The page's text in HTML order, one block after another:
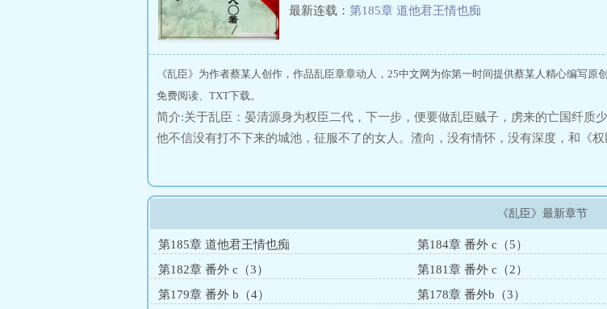
最新连载： 第185章 道他君王情也痴
《乱臣》为作者蔡某人创作，作品乱臣章章动人，25中文网为你第一时间提供蔡某人精心编写原
免费阅读、TXT下载。
简介:关于乱臣：晏清源身为权臣二代，下一步，便要做乱臣贼子，虏来的亡国纤质
他不信没有打不下来的城池，征服不了的女人。渣向，没有情怀，没有深度，和《
梦》（重生）
《乱臣》最新章节
第185章 道他君王情也痴 第184章 番外 c（5）
第182章 番外 c（3）
第181章 番外 c（2）
第179章 番外 b（4）
第178章 番外b（3）